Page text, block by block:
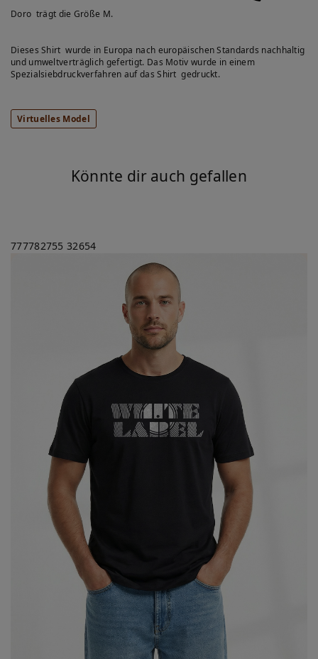
Doro trägt die Größe M.
Dieses Shirt wurde in Europa nach europäischen Standards nachhaltig
und umweltverträglich gefertigt. Das Motiv wurde in einem
Spezialsiebdruckverfahren auf das Shirt gedruckt.
Virtuelles Model
Könnte dir auch gefallen
777782755 32654